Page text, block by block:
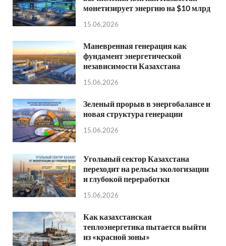
монетизирует энергию на $10 млрд
15.06.2026
Маневренная генерация как
фундамент энергетической
независимости Казахстана
15.06.2026
Зеленый прорыв в энергобалансе и
новая структура генерации
15.06.2026
Угольный сектор Казахстана
переходит на рельсы экологизации
и глубокой переработки
15.06.2026
Как казахстанская
теплоэнергетика пытается выйти
из «красной зоны»